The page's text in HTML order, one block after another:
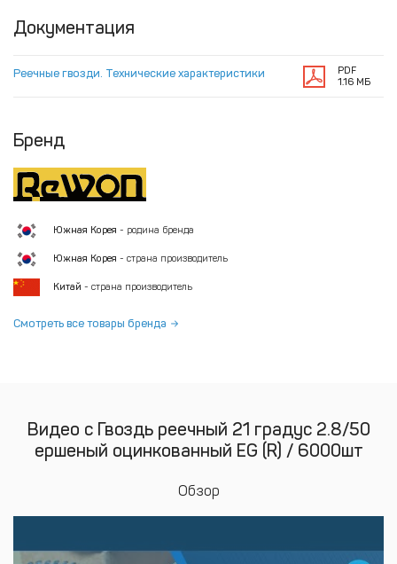
Документация
Реечные гвозди. Технические характеристики
PDF
1.16 МБ
Бренд
Южная Корея - родина бренда
Южная Корея - страна производитель
Китай - страна производитель
Смотреть все товары бренда
Видео с Гвоздь реечный 21 градус 2.8/50
ершеный оцинкованный EG (R) / 6000шт
Обзор